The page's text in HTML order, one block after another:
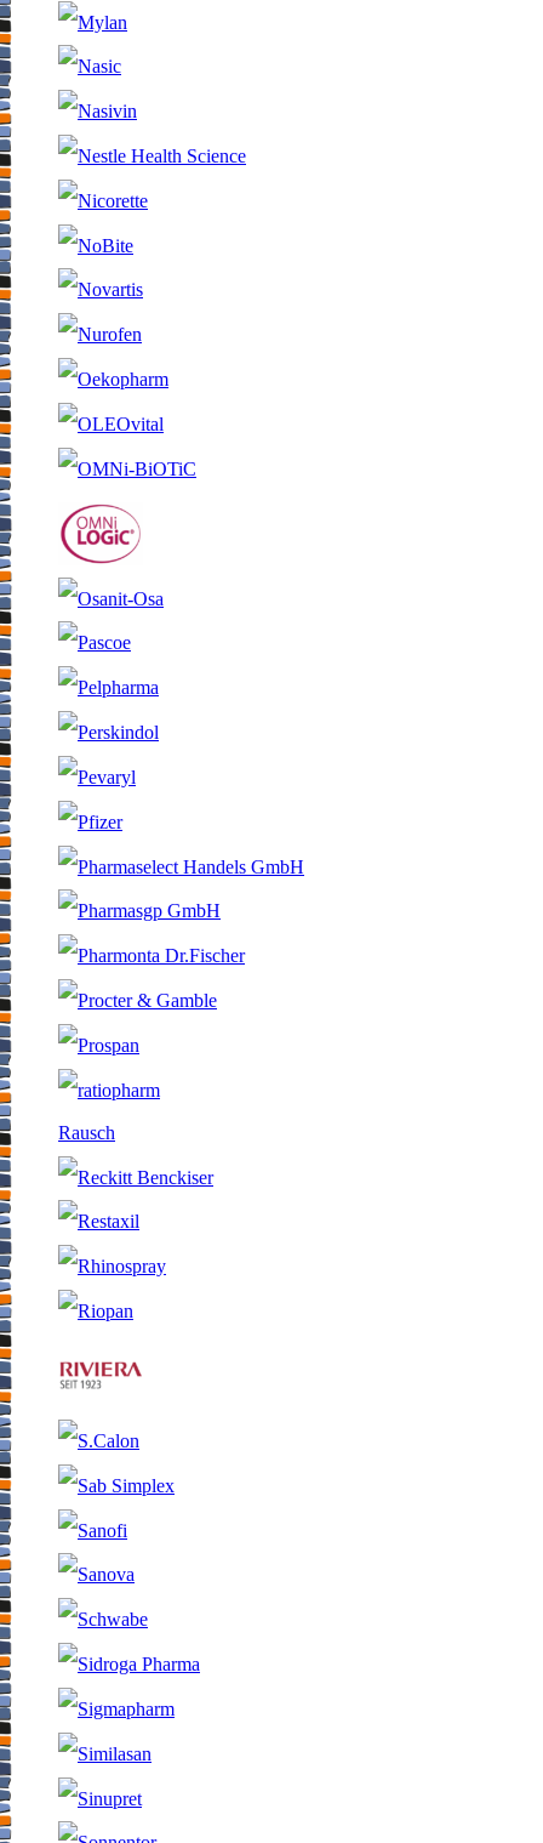
Rausch